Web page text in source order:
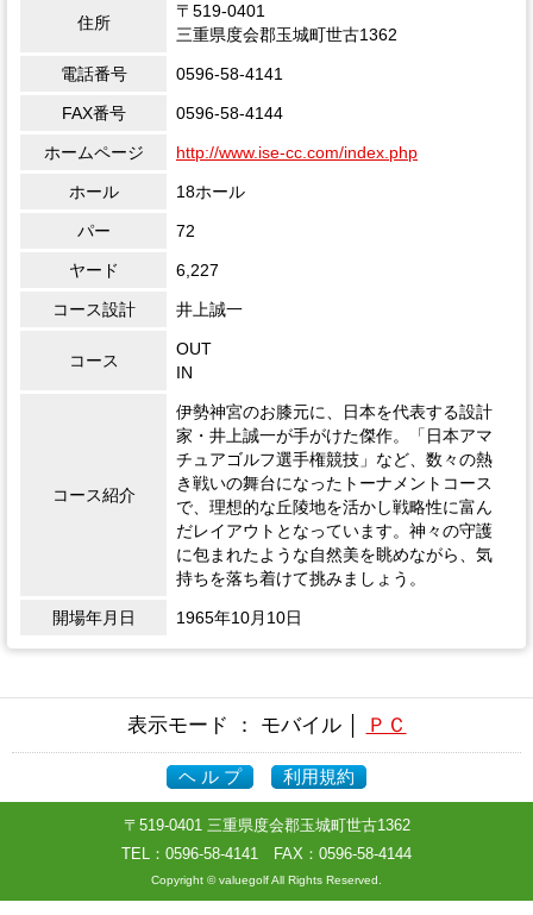
住所
〒519-0401
三重県度会郡玉城町世古1362
電話番号 0596-58-4141
FAX番号 0596-58-4144
ホームページ http://www.ise-cc.com/index.php
ホール 18ホール
パー 72
ヤード 6,227
コース設計 井上誠一
コース
OUT
IN
コース紹介
伊勢神宮のお膝元に、日本を代表する設計
家・井上誠一が手がけた傑作。「日本アマ
チュアゴルフ選手権競技」など、数々の熱
き戦いの舞台になったトーナメントコース
で、理想的な丘陵地を活かし戦略性に富ん
だレイアウトとなっています。神々の守護
に包まれたような自然美を眺めながら、気
持ちを落ち着けて挑みましょう。
開場年月日 1965年10月10日
表示モード ： モバイル │ ＰＣ
ヘ ル プ 利用規約
〒519-0401 三重県度会郡玉城町世古1362
TEL： 0596-58-4141 FAX：0596-58-4144
Copyright © valuegolf All Rights Reserved.